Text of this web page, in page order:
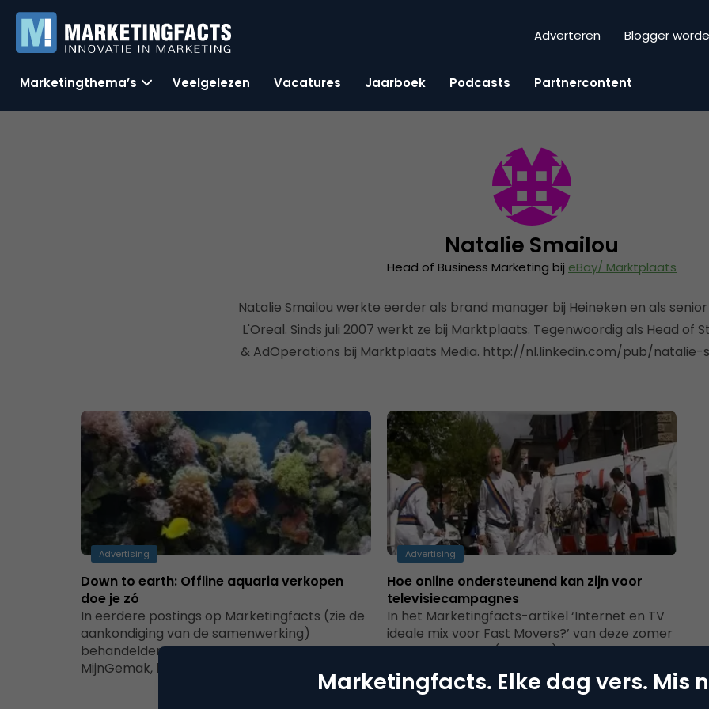
Adverteren Blogger
Marketingthema’s Veelgelezen Vacatures Jaarboek Podcasts Partnercontent
Natalie Smailou
Head of Business Marketing bij eBay/ Marktplaats
Natalie Smailou werkte eerder als brand manager bij Heineken en als
L'Oreal. Sinds juli 2007 werkt ze bij Marktplaats. Tegenwoordig als Head of
& AdOperations bij Marktplaats Media. http://nl.linkedin.com/pub/
Advertising
Down to earth: Offline aquaria verkopen
doe je zó
In eerdere postings op Marketingfacts (zie de
aankondiging van de samenwerking)
behandelden we targetingmogelijkheden voor
MijnGemak, bespraken we 6 stellingen…
Advertising
Hoe online ondersteunend kan zijn voor
televisiecampagnes
In het Marketingfacts-artikel ‘Internet en TV
ideale mix voor Fast Movers?’ van deze zomer
hield Tjeerd Kooij (WebAds) een pleidooi…
Marketingfacts. Elke dag vers. Mis